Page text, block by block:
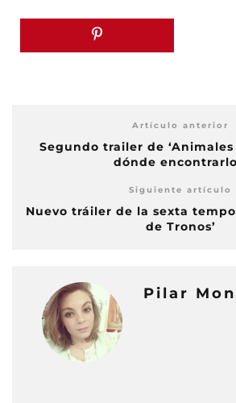
Artículo anterior
Segundo trailer de
dónde
Siguiente artículo
Nuevo tráiler de la sexta
de Tronos’
Pilar